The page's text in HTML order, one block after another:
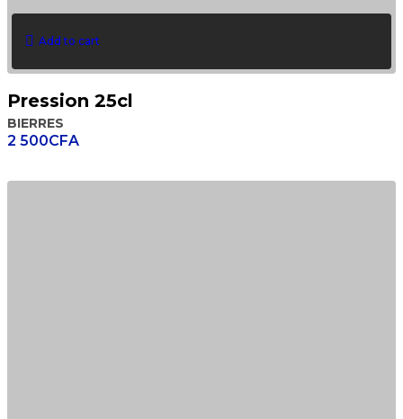
Add to cart
Pression 25cl
BIERRES
2 500CFA